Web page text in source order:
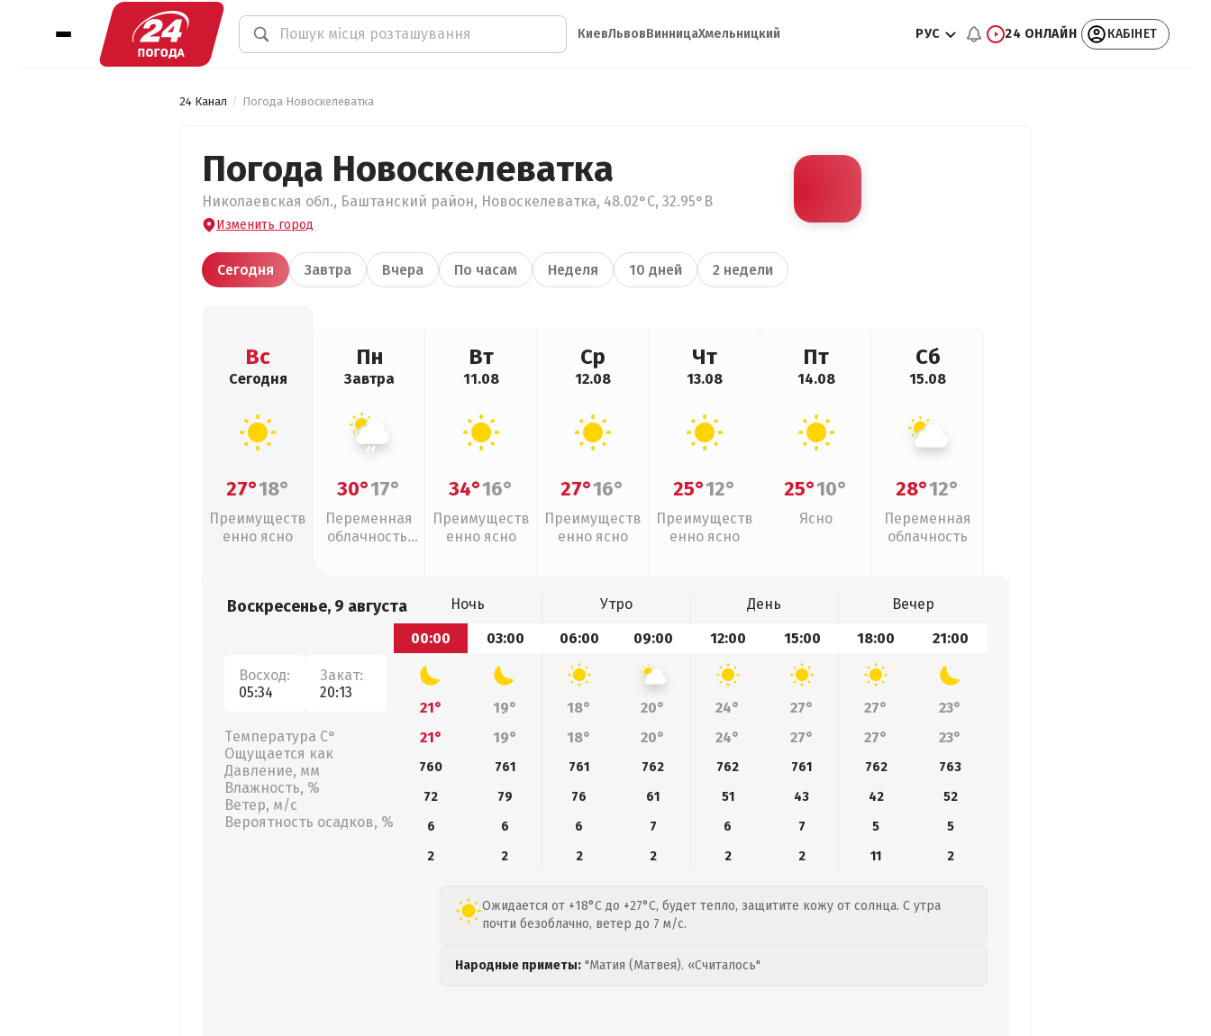
КиевЛьвовВинницаХмельницкий РУС 24 ОНЛАЙН КАБІНЕТ
24 Канал Погода Новоскелеватка
Погода Новоскелеватка
Николаевская обл., Баштанский район, Новоскелеватка, 48.02°С, 32.95°В
Изменить город
Сегодня Завтра Вчера По часам Неделя 10 дней 2 недели
Вс
Сегодня
27°18°
Преимуществ
енно ясно
Пн
Завтра
30°17°
Переменная
облачность,
Вт
11.08
34°16°
Преимуществ
енно ясно
Ср
12.08
27°16°
Преимуществ
енно ясно
Чт
13.08
25°12°
Преимуществ
енно ясно
Пт
14.08
25°10°
Ясно
Сб
15.08
28°12°
Переменная
облачность
Воскресенье, 9 августа
Восход:
05:34
Закат:
20:13
Температура С°
Ощущается как
Давление, мм
Влажность, %
Ветер, м/с
Вероятность осадков, %
Ночь Утро День
Вечер
00:00
03:00 06:00 09:00 12:00 15:00 18:00 21:00
21° 19° 18° 20° 24° 27° 27°
23°
21°
19° 18° 20° 24° 27° 27° 23°
760 761 761 762 762 761 762
763
72
79 76 61 51 43 42
52
6
6 6 7 6 7 5
5
2
2 2 2 2 2 11 2
Ожидается от +18°C до +27°C, будет тепло, защитите кожу от солнца. С утра
почти безоблачно, ветер до 7 м/с.
Народные приметы: "Матия (Матвея). «Считалось"